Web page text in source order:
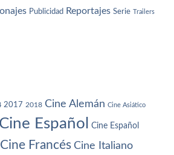
Publicidad Reportajes Serie Trailers
2017 2018 Cine Alemán Cine Asiático
Cine Español Cine Español
Cine Francés Cine Italiano